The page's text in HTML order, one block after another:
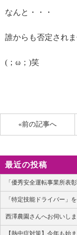
なんと・・・
誰からも否定され
(；ω；)笑
«前の記事へ
最近の投稿
「優秀安全運転事業所表
「特定技能ドライバー」
西澤農園さんへお伺いし